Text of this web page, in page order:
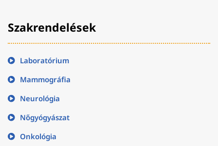
Szakrendelések
Laboratórium
Mammográfia
Neurológia
Nőgyógyászat
Onkológia